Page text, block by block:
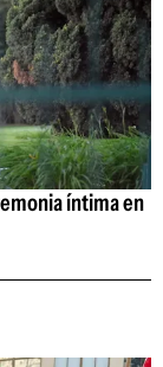
íntima en